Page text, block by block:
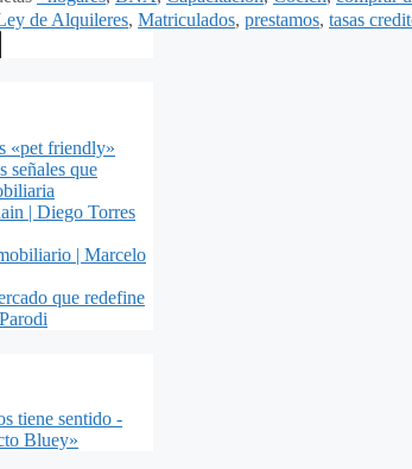
de Alquileres, Matriculados, prestamos, tasas
«pet friendly»
señales que
| Diego Torres
| Marcelo
que redefine
tiene sentido -
Bluey»